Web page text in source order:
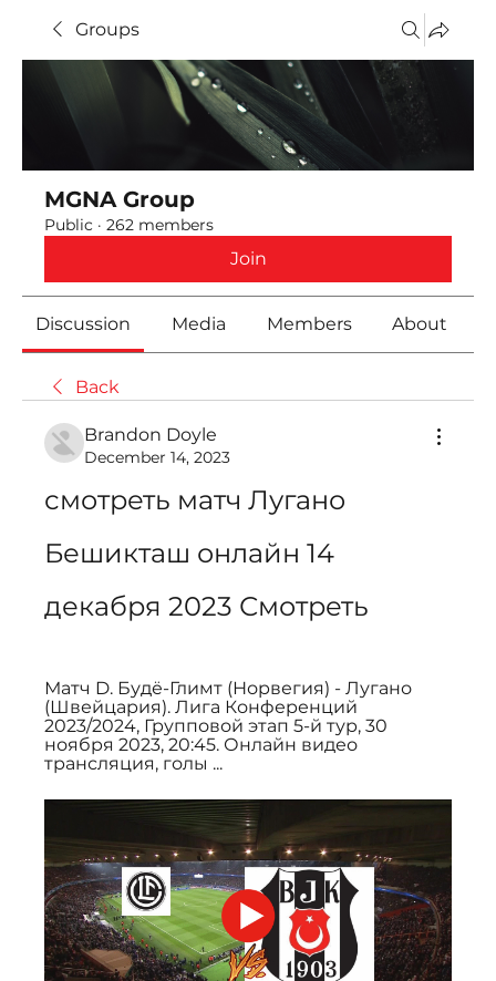
Groups
MGNA Group
Public · 262 members
Join
Discussion Media Members About
Back
Brandon Doyle
December 14, 2023
смотреть матч Лугано
Бешикташ онлайн 14
декабря 2023 Смотреть
Матч D. Будё-Глимт (Норвегия) - Лугано
(Швейцария). Лига Конференций
2023/2024, Групповой этап 5-й тур, 30
ноября 2023, 20:45. Онлайн видео
трансляция, голы ...